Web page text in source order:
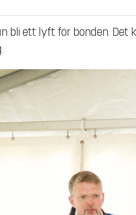
bli ett lyft för bonden. Det